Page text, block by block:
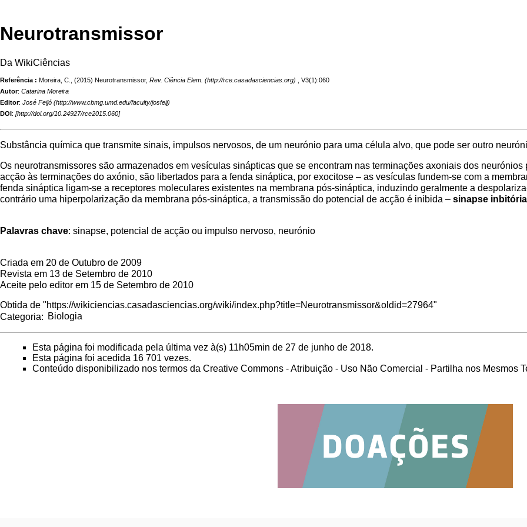
Neurotransmissor
Da WikiCiências
Referência : Moreira, C., (2015) Neurotransmissor, Rev. Ciência Elem.
, V3(1):060
Autor: Catarina Moreira
Editor: José Feijó
DOI: [http://doi.org/10.24927/rce2015.060]
Substância química que transmite sinais, impulsos nervosos, de um neurónio para uma célula alvo, que pode ser outro
Os neurotransmissores são armazenados em vesículas sinápticas que se encontram nas terminações axoniais dos
acção às terminações do axónio, são libertados para a fenda sináptica, por exocitose – as vesículas fundem-se com a
fenda sináptica ligam-se a receptores moleculares existentes na membrana pós-sináptica, induzindo geralmente a
contrário uma hiperpolarização da membrana pós-sináptica, a transmissão do potencial de acção é inibida – sinapse inbitória
Palavras chave: sinapse, potencial de acção ou impulso nervoso, neurónio
Criada em 20 de Outubro de 2009
Revista em 13 de Setembro de 2010
Aceite pelo editor em 15 de Setembro de 2010
Obtida de "https://wikiciencias.casadasciencias.org/wiki/index.php?title=Neurotransmissor&oldid=27964"
Categoria: Biologia
Esta página foi modificada pela última vez à(s) 11h05min de 27 de junho de 2018.
Esta página foi acedida 16 701 vezes.
Conteúdo disponibilizado nos termos da Creative Commons - Atribuição - Uso Não Comercial - Partilha nos Mesmos